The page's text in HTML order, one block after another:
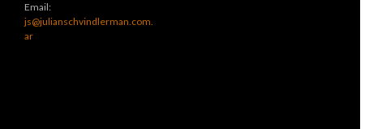
Email:
js@julianschvindlerman.com.
ar